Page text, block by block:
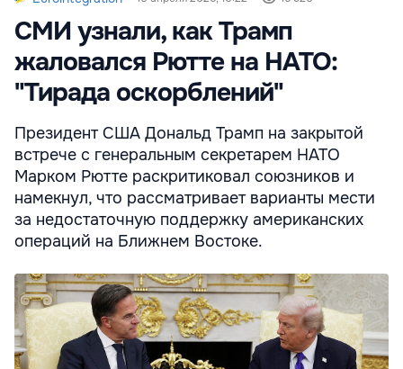
СМИ узнали, как Трамп
жаловался Рютте на НАТО:
"Тирада оскорблений"
Президент США Дональд Трамп на закрытой
встрече с генеральным секретарем НАТО
Марком Рютте раскритиковал союзников и
намекнул, что рассматривает варианты мести
за недостаточную поддержку американских
операций на Ближнем Востоке.